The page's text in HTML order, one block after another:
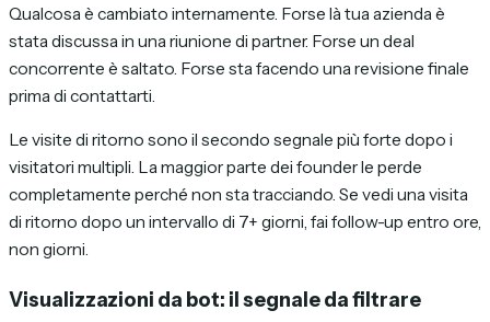
Qualcosa è cambiato internamente. Forse là tua azienda è
stata discussa in una riunione di partner. Forse un deal
concorrente è saltato. Forse sta facendo una revisione finale
prima di contattarti.
Le visite di ritorno sono il secondo segnale più forte dopo i
visitatori multipli. La maggior parte dei founder le perde
completamente perché non sta tracciando. Se vedi una visita
di ritorno dopo un intervallo di 7+ giorni, fai follow-up entro ore,
non giorni.
Visualizzazioni da bot: il segnale da filtrare